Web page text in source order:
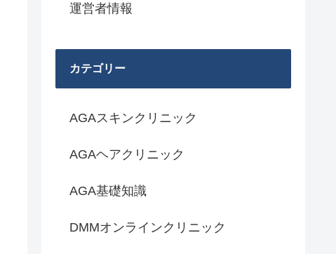
運営者情報
カテゴリー
AGAスキンクリニック
AGAヘアクリニック
AGA基礎知識
DMMオンラインクリニック